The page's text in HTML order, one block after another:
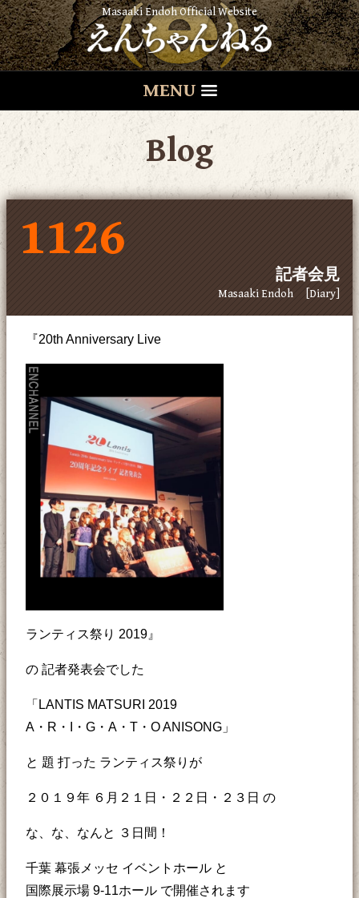
Masaaki Endoh Official Website
MENU
Blog
1126
記者会見
Masaaki Endoh [Diary]
『20th Anniversary Live
ランティス祭り 2019』
の 記者発表会でした
「LANTIS MATSURI 2019
A・R・I・G・A・T・O ANISONG」
と 題 打った ランティス祭りが
２０１９年 ６月２１日・２２日・２３日 の
な、な、なんと ３日間！
千葉 幕張メッセ イベントホール と
国際展示場 9-11ホール で開催されます